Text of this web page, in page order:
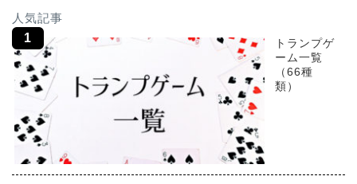
人気記事
トランプゲ
ーム一覧
（66種
類）